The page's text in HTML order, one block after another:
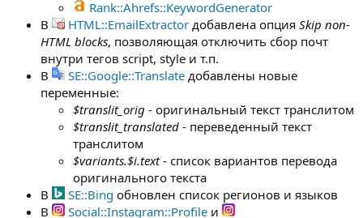
Rank::Ahrefs::KeywordGenerator
В
HTML::EmailExtractor добавлена опция Skip non-
HTML blocks, позволяющая отключить сбор почт
внутри тегов script, style и т.п.
В
SE::Google::Translate добавлены новые
переменные:
$translit_orig - оригинальный текст транслитом
$translit_translated - переведенный текст
транслитом
$variants.$i.text- список вариантов перевода
оригинального текста
В
SE::Bing обновлен список регионов и языков
В
Social::Instagram::Profile и